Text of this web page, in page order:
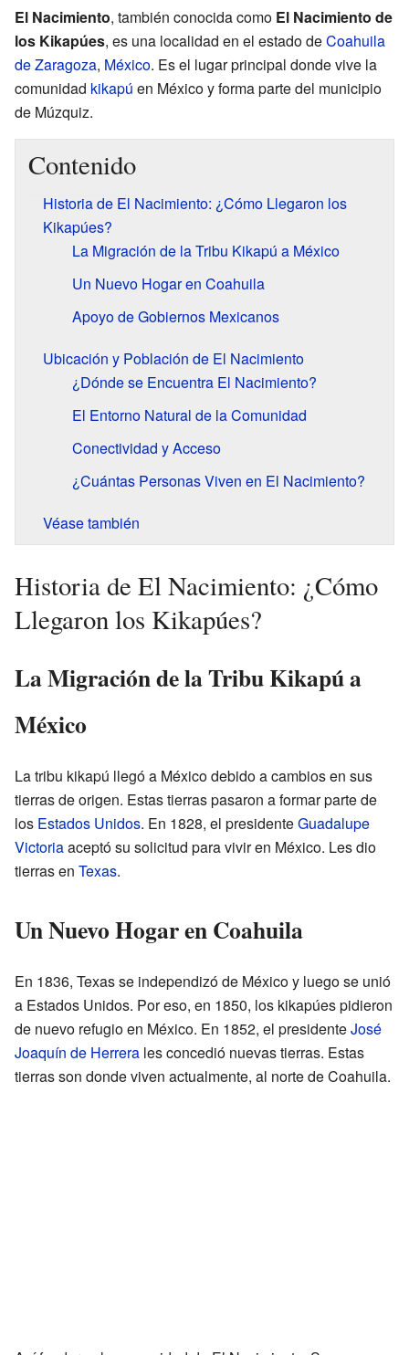
El Nacimiento, también conocida como El Nacimiento de
los Kikapúes, es una localidad en el estado deCoahuila
de Zaragoza, México. Es el lugar principal donde vive la
comunidad kikapú en México y forma parte del municipio
de Múzquiz.
Contenido
Historia de El Nacimiento: ¿Cómo Llegaron los
Kikapúes?
La Migración de la Tribu Kikapú a México
Un Nuevo Hogar en Coahuila
Apoyo de Gobiernos Mexicanos
Ubicación y Población de El Nacimiento
¿Dónde se Encuentra El Nacimiento?
El Entorno Natural de la Comunidad
Conectividad y Acceso
¿Cuántas Personas Viven en El Nacimiento?
Véase también
Historia de El Nacimiento: ¿Cómo
Llegaron los Kikapúes?
La Migración de la Tribu Kikapú a
México
La tribu kikapú llegó a México debido a cambios en sus
tierras de origen. Estas tierras pasaron a formar parte de
los Estados Unidos. En 1828, el presidenteGuadalupe
Victoriaaceptó su solicitud para vivir en México. Les dio
tierras en Texas.
Un Nuevo Hogar en Coahuila
En 1836, Texas se independizó de México y luego se unió
a Estados Unidos. Por eso, en 1850, los kikapúes pidieron
de nuevo refugio en México. En 1852, el presidenteJosé
Joaquín de Herrera les concedió nuevas tierras. Estas
tierras son donde viven actualmente, al norte de Coahuila.